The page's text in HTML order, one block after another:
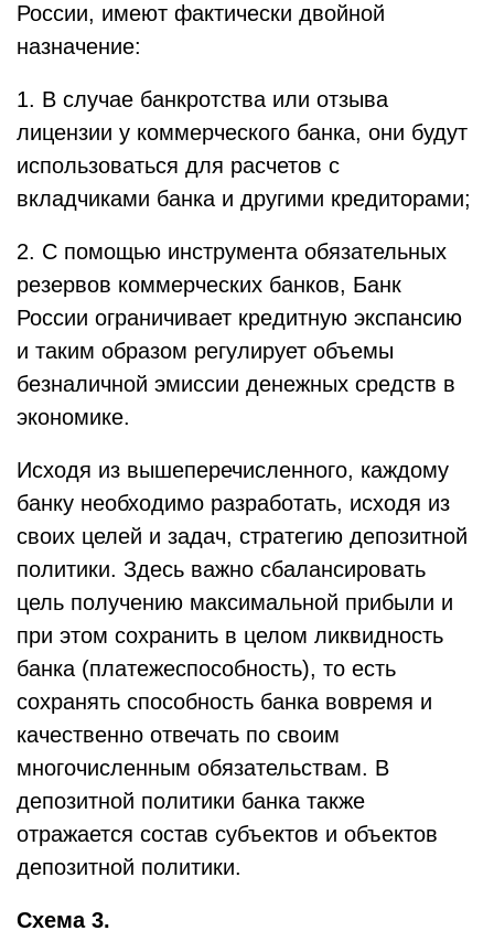
России, имеют фактически двойной
назначение:
1. В случае банкротства или отзыва
лицензии у коммерческого банка, они будут
использоваться для расчетов с
вкладчиками банка и другими кредиторами;
2. С помощью инструмента обязательных
резервов коммерческих банков, Банк
России ограничивает кредитную экспансию
и таким образом регулирует объемы
безналичной эмиссии денежных средств в
экономике.
Исходя из вышеперечисленного, каждому
банку необходимо разработать, исходя из
своих целей и задач, стратегию депозитной
политики. Здесь важно сбалансировать
цель получению максимальной прибыли и
при этом сохранить в целом ликвидность
банка (платежеспособность), то есть
сохранять способность банка вовремя и
качественно отвечать по своим
многочисленным обязательствам. В
депозитной политики банка также
отражается состав субъектов и объектов
депозитной политики.
Схема 3.